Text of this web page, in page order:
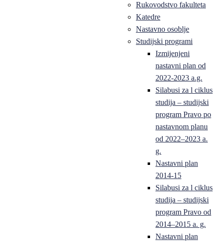
Rukovodstvo fakulteta
Katedre
Nastavno osoblje
Studijski programi
Izmijenjeni
nastavni plan od
2022-2023 a.g.
Silabusi za l ciklus
studija – studijski
program Pravo po
nastavnom planu
od 2022–2023 a.
g.
Nastavni plan
2014-15
Silabusi za l ciklus
studija – studijski
program Pravo od
2014–2015 a. g.
Nastavni plan